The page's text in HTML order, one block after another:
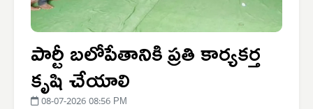
పార్టీ బలోపేతానికి ప్రతి కార్యకర్త
కృషి చేయాలి
08-07-2026 08:56 PM